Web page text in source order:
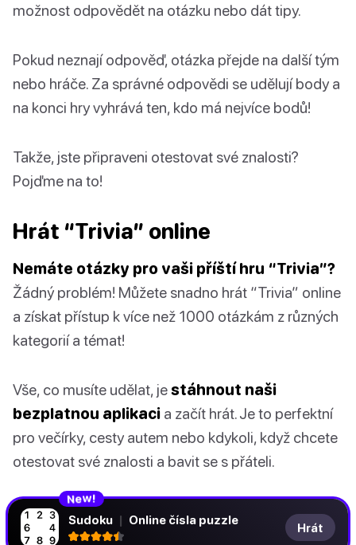
možnost odpovědět na otázku nebo dát tipy.
Pokud neznají odpověď, otázka přejde na další tým
nebo hráče. Za správné odpovědi se udělují body a
na konci hry vyhrává ten, kdo má nejvíce bodů!
Takže, jste připraveni otestovat své znalosti?
Pojďme na to!
Hrát “Trivia” online
Nemáte otázky pro vaši příští hru “Trivia”?
Žádný problém! Můžete snadno hrát “Trivia” online
a získat přístup k více než 1000 otázkám z různých
kategorií a témat!
Vše, co musíte udělat, jestáhnout naši
bezplatnou aplikaci a začít hrát. Je to perfektní
pro večírky, cesty autem nebo kdykoli, když chcete
otestovat své znalosti a bavit se s přáteli.
New!
Sudoku | Online čísla puzzle
Hrát